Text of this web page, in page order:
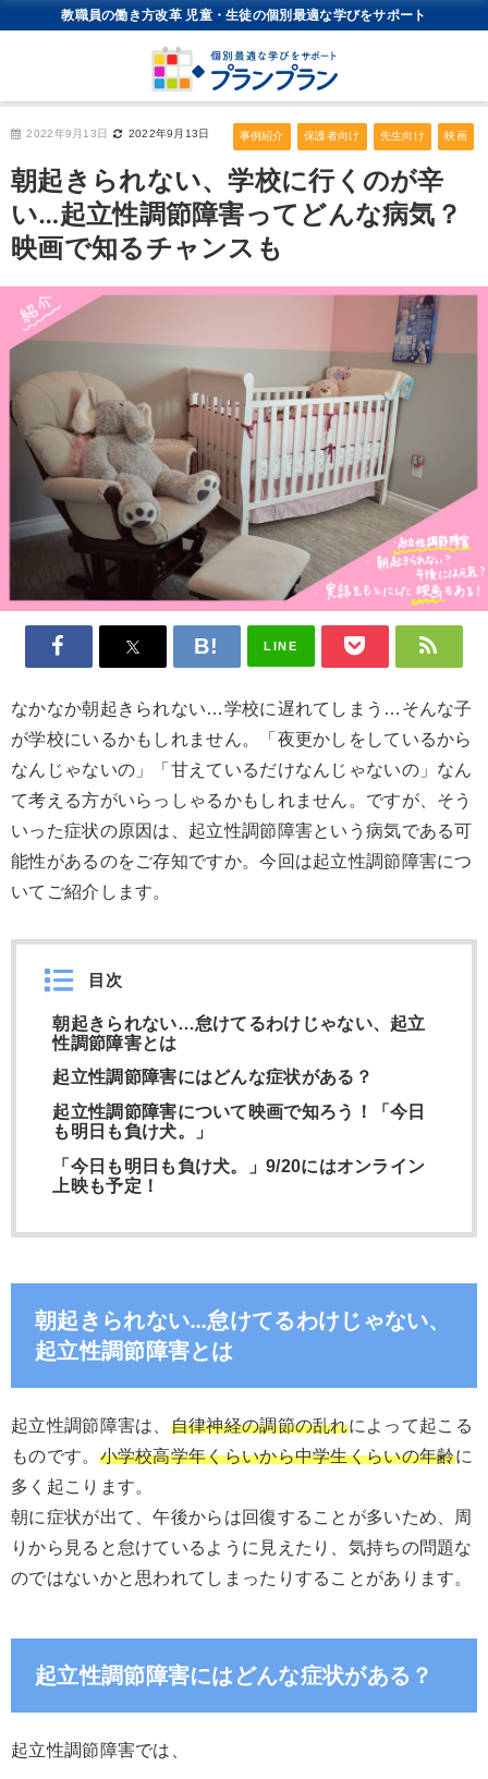
教職員の働き方改革 児童・生徒の個別最適な学びをサポート
2022年9月13日 2022年9月13日 事例紹介 保護者向け 先生向け 映画
朝起きられない、学校に行くのが辛
い…起立性調節障害ってどんな病気？
映画で知るチャンスも
LINE
なかなか朝起きられない…学校に遅れてしまう…そんな子
が学校にいるかもしれません。「夜更かしをしているから
なんじゃないの」「甘えているだけなんじゃないの」なん
て考える方がいらっしゃるかもしれません。ですが、そう
いった症状の原因は、起立性調節障害という病気である可
能性があるのをご存知ですか。今回は起立性調節障害につ
いてご紹介します。
目次
朝起きられない…怠けてるわけじゃない、起立
性調節障害とは
起立性調節障害にはどんな症状がある？
起立性調節障害について映画で知ろう！「今日
も明日も負け犬。」
「今日も明日も負け犬。」9/20にはオンライン
上映も予定！
朝起きられない…怠けてるわけじゃない、
起立性調節障害とは
起立性調節障害は、 自律神経の調節の乱れによって起こる
ものです。 小学校高学年くらいから中学生くらいの年齢に
多く起こります。
朝に症状が出て、午後からは回復することが多いため、周
りから見ると怠けているように見えたり、気持ちの問題な
のではないかと思われてしまったりすることがあります。
起立性調節障害にはどんな症状がある？
起立性調節障害では、